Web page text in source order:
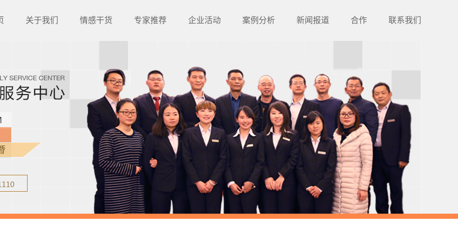
关于我们 情感干货 专家推荐 企业活动 案例分析 新闻报道 合作 联系我们